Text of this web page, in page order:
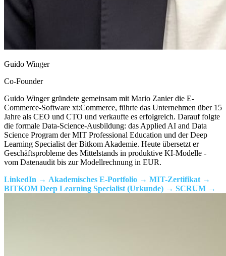
Guido Winger
Co-Founder
Guido Winger gründete gemeinsam mit Mario Zanier die E-
Commerce-Software xt:Commerce, führte das Unternehmen über 15
Jahre als CEO und CTO und verkaufte es erfolgreich. Darauf folgte
die formale Data-Science-Ausbildung: das Applied AI and Data
Science Program der MIT Professional Education und der Deep
Learning Specialist der Bitkom Akademie. Heute übersetzt er
Geschäftsprobleme des Mittelstands in produktive KI-Modelle -
vom Datenaudit bis zur Modellrechnung in EUR.
LinkedIn
Akademisches E-Portfolio
MIT-Zertifikat
BITKOM Deep Learning Specialist (Urkunde)
SCRUM